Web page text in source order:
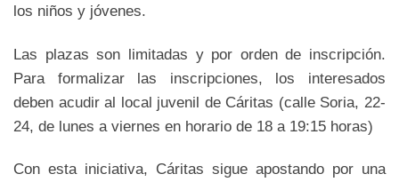
los niños y jóvenes.
Las plazas son limitadas y por orden de inscripción.
Para formalizar las inscripciones, los interesados
deben acudir al local juvenil de Cáritas (calle Soria, 22-
24, de lunes a viernes en horario de 18 a 19:15 horas)
Con esta iniciativa, Cáritas sigue apostando por una